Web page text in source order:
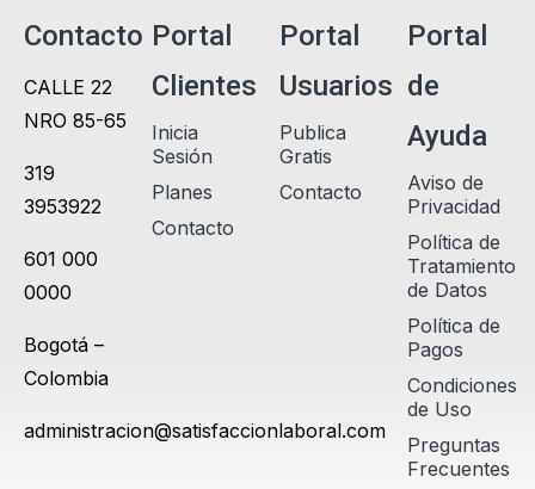
Contacto
CALLE 22
NRO 85-65
319
3953922
601 000
0000
Bogotá –
Colombia
administracion@satisfaccionlaboral.com
Portal
Clientes
Inicia
Sesión
Planes
Contacto
Portal
Usuarios
Publica
Gratis
Contacto
Portal
de
Ayuda
Aviso de
Privacidad
Política de
Tratamiento
de Datos
Política de
Pagos
Condiciones
de Uso
Preguntas
Frecuentes